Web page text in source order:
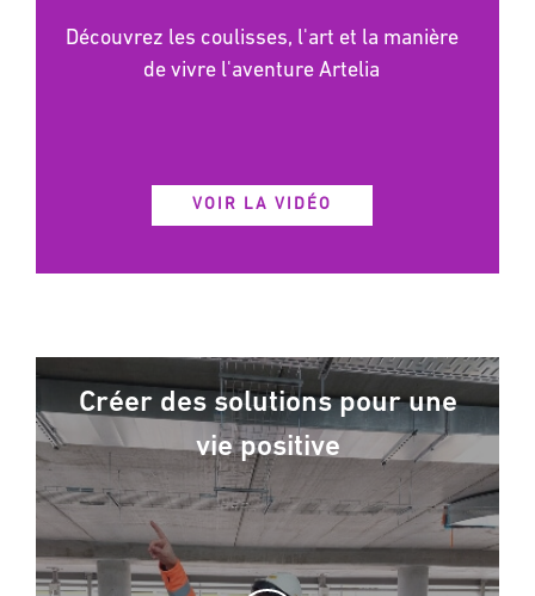
Découvrez les coulisses, l'art et la manière
de vivre l'aventure Artelia
VOIR LA VIDÉO
Créer des solutions pour une
vie positive